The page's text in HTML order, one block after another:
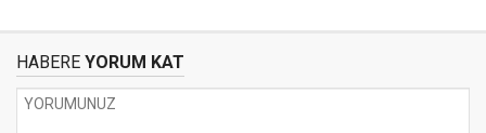
HABERE YORUM KAT